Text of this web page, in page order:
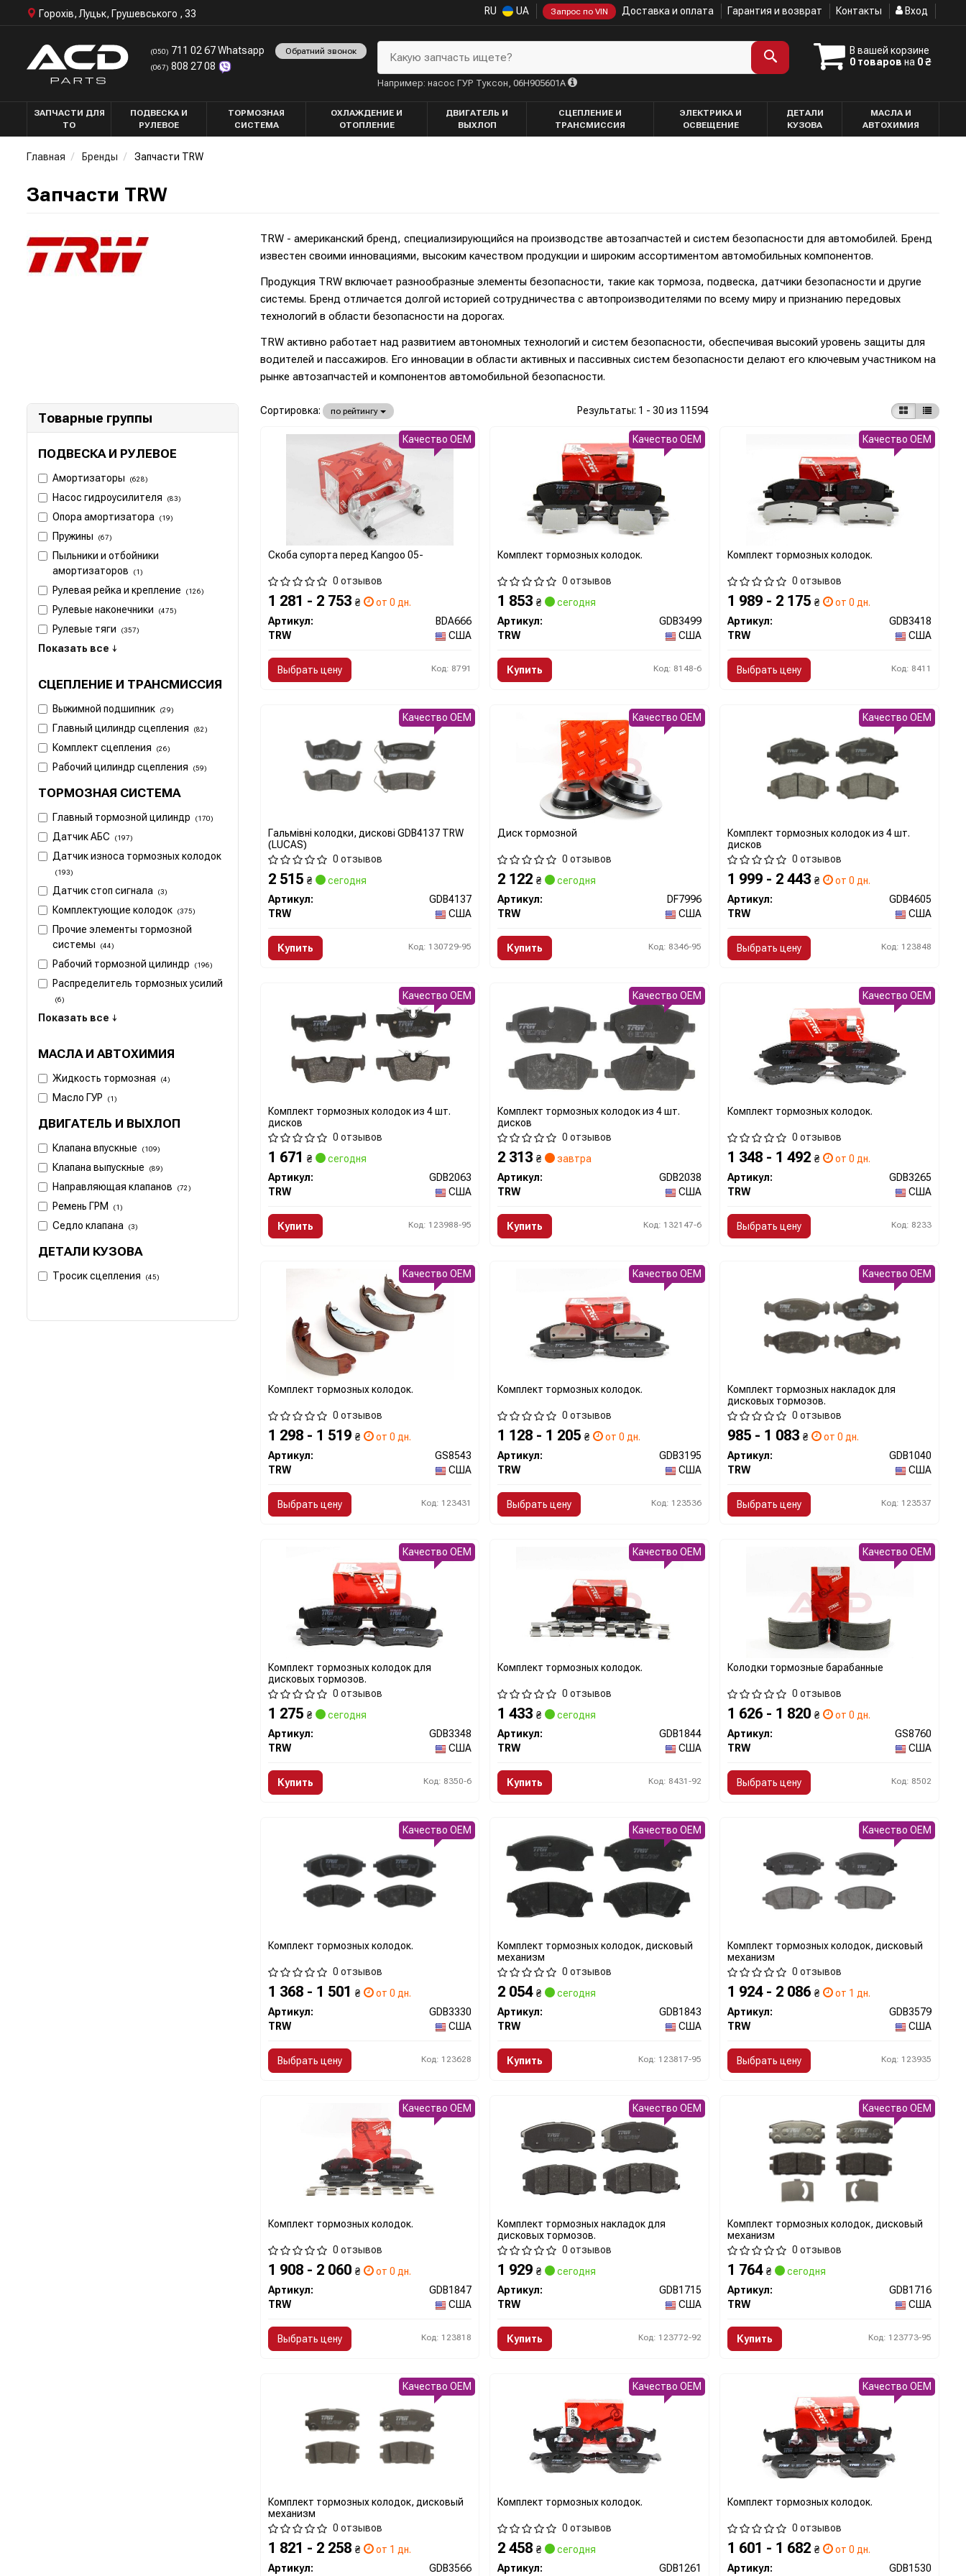
Горохів, Луцьк, Грушевського , 33 RU UA Запрос по VIN Доставка и оплата Гарантия и возврат Контакты Вход
(050) 711 02 67 Whatsapp
(067) 808 27 08
Обратний звонок
В вашей корзине
0 товаров на 0 ₴
Какую запчасть ищете?
Например: насос ГУР Туксон, 06H905601A
ЗАПЧАСТИ ДЛЯ
ТО
ПОДВЕСКА И
РУЛЕВОЕ
ТОРМОЗНАЯ
СИСТЕМА
ОХЛАЖДЕНИЕ И
ОТОПЛЕНИЕ
ДВИГАТЕЛЬ И
ВЫХЛОП
СЦЕПЛЕНИЕ И
ТРАНСМИССИЯ
ЭЛЕКТРИКА И
ОСВЕЩЕНИЕ
ДЕТАЛИ
КУЗОВА
МАСЛА И
АВТОХИМИЯ
Главная Бренды Запчасти TRW
Запчасти TRW
TRW - американский бренд, специализирующийся на производстве автозапчастей и систем безопасности для автомобилей. Бренд
известен своими инновациями, высоким качеством продукции и широким ассортиментом автомобильных компонентов.
Продукция TRW включает разнообразные элементы безопасности, такие как тормоза, подвеска, датчики безопасности и другие
системы. Бренд отличается долгой историей сотрудничества с автопроизводителями по всему миру и признанию передовых
технологий в области безопасности на дорогах.
TRW активно работает над развитием автономных технологий и систем безопасности, обеспечивая высокий уровень защиты для
водителей и пассажиров. Его инновации в области активных и пассивных систем безопасности делают его ключевым участником на
рынке автозапчастей и компонентов автомобильной безопасности.
Товарные группы
ПОДВЕСКА И РУЛЕВОЕ
Амортизаторы (628)
Насос гидроусилителя (83)
Опора амортизатора (19)
Пружины (67)
Пыльники и отбойники
амортизаторов
(1)
Рулевая рейка и крепление (126)
Рулевые наконечники (475)
Рулевые тяги (357)
Показать все ↓
СЦЕПЛЕНИЕ И ТРАНСМИССИЯ
Выжимной подшипник (29)
Главный цилиндр сцепления (82)
Комплект сцепления (26)
Рабочий цилиндр сцепления (59)
ТОРМОЗНАЯ СИСТЕМА
Главный тормозной цилиндр (170)
Датчик АБС (197)
Датчик износа тормозных колодок
(193)
Датчик стоп сигнала (3)
Комплектующие колодок (375)
Прочие элементы тормозной
системы
(44)
Рабочий тормозной цилиндр (196)
Распределитель тормозных усилий
(6)
Показать все ↓
МАСЛА И АВТОХИМИЯ
Жидкость тормозная (4)
Масло ГУР (1)
ДВИГАТЕЛЬ И ВЫХЛОП
Клапана впускные (109)
Клапана выпускные (89)
Направляющая клапанов (72)
Ремень ГРМ (1)
Седло клапана (3)
ДЕТАЛИ КУЗОВА
Тросик сцепления (45)
Сортировка: по рейтингу Результаты: 1 - 30 из 11594
Скоба супорта перед Kangoo 05-
0 отзывов
1 281 - 2 753 ₴
от 0 дн.
Артикул:
BDA666
TRW
США
Выбрать цену Код: 8791
Качество OEM
Комплект тормозных колодок.
0 отзывов
1 853₴
сегодня
Артикул:
GDB3499
TRW
США
Купить Код: 8148-6
Качество OEM
Комплект тормозных колодок.
0 отзывов
1 989 - 2 175₴
от 0 дн.
Артикул:
GDB3418
TRW
США
Выбрать цену Код: 8411
Качество OEM
Гальмівні колодки, дискові GDB4137 TRW
(LUCAS)
0 отзывов
2 515 ₴
сегодня
Артикул:
GDB4137
TRW
США
Купить Код: 130729-95
Качество OEM
Диск тормозной
0 отзывов
2 122₴
сегодня
Артикул:
DF7996
TRW
США
Купить Код: 8346-95
Качество OEM
Комплект тормозных колодок из 4 шт.
дисков
0 отзывов
1 999 - 2 443₴
от 0 дн.
Артикул:
GDB4605
TRW
США
Выбрать цену Код: 123848
Качество OEM
Комплект тормозных колодок из 4 шт.
дисков
0 отзывов
1 671 ₴
сегодня
Артикул:
GDB2063
TRW
США
Купить Код: 123988-95
Качество OEM
Комплект тормозных колодок из 4 шт.
дисков
0 отзывов
2 313₴
завтра
Артикул:
GDB2038
TRW
США
Купить Код: 132147-6
Качество OEM
Комплект тормозных колодок.
0 отзывов
1 348 - 1 492₴
от 0 дн.
Артикул:
GDB3265
TRW
США
Выбрать цену Код: 8233
Качество OEM
Комплект тормозных колодок.
0 отзывов
1 298 - 1 519 ₴
от 0 дн.
Артикул:
GS8543
TRW
США
Выбрать цену Код: 123431
Качество OEM
Комплект тормозных колодок.
0 отзывов
1 128 - 1 205₴
от 0 дн.
Артикул:
GDB3195
TRW
США
Выбрать цену Код: 123536
Качество OEM
Комплект тормозных накладок для
дисковых тормозов.
0 отзывов
985 - 1 083₴
от 0 дн.
Артикул:
GDB1040
TRW
США
Выбрать цену Код: 123537
Качество OEM
Комплект тормозных колодок для
дисковых тормозов.
0 отзывов
1 275 ₴
сегодня
Артикул:
GDB3348
TRW
США
Купить Код: 8350-6
Качество OEM
Комплект тормозных колодок.
0 отзывов
1 433₴
сегодня
Артикул:
GDB1844
TRW
США
Купить Код: 8431-92
Качество OEM
Колодки тормозные барабанные
0 отзывов
1 626 - 1 820₴
от 0 дн.
Артикул:
GS8760
TRW
США
Выбрать цену Код: 8502
Качество OEM
Комплект тормозных колодок.
0 отзывов
1 368 - 1 501 ₴
от 0 дн.
Артикул:
GDB3330
TRW
США
Выбрать цену Код: 123628
Качество OEM
Комплект тормозных колодок, дисковый
механизм
0 отзывов
2 054₴
сегодня
Артикул:
GDB1843
TRW
США
Купить Код: 123817-95
Качество OEM
Комплект тормозных колодок, дисковый
механизм
0 отзывов
1 924 - 2 086₴
от 1 дн.
Артикул:
GDB3579
TRW
США
Выбрать цену Код: 123935
Качество OEM
Комплект тормозных колодок.
0 отзывов
1 908 - 2 060 ₴
от 0 дн.
Артикул:
GDB1847
TRW
США
Выбрать цену Код: 123818
Качество OEM
Комплект тормозных накладок для
дисковых тормозов.
0 отзывов
1 929₴
сегодня
Артикул:
GDB1715
TRW
США
Купить Код: 123772-92
Качество OEM
Комплект тормозных колодок, дисковый
механизм
0 отзывов
1 764₴
сегодня
Артикул:
GDB1716
TRW
США
Купить Код: 123773-95
Качество OEM
Комплект тормозных колодок, дисковый
механизм
0 отзывов
1 821 - 2 258 ₴
от 1 дн.
Артикул:
GDB3566
Качество OEM
Комплект тормозных колодок.
0 отзывов
2 458₴
сегодня
Артикул:
GDB1261
Качество OEM
Комплект тормозных колодок.
0 отзывов
1 601 - 1 682₴
от 0 дн.
Артикул:
GDB1530
Качество OEM